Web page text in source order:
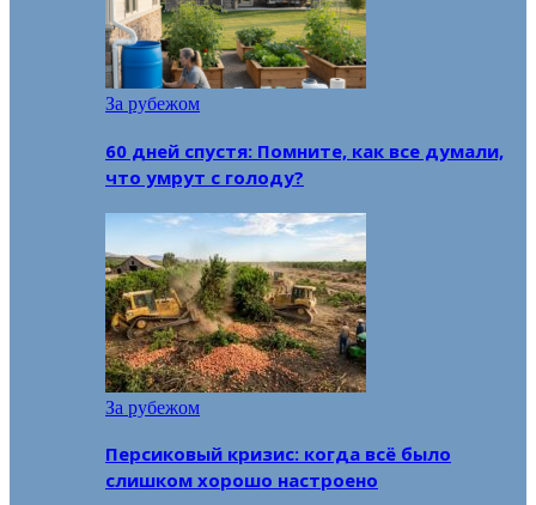
За рубежом
60 дней спустя: Помните, как все думали,
что умрут с голоду?
За рубежом
Персиковый кризис: когда всё было
слишком хорошо настроено